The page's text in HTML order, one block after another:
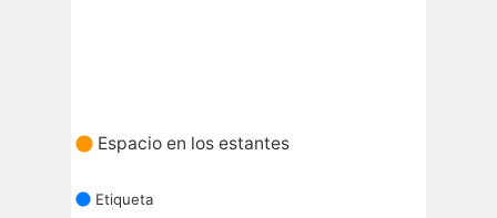
Espacio en los estantes
Etiqueta